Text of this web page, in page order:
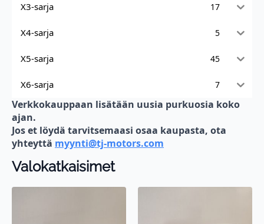
X3-sarja 17
X4-sarja 5
X5-sarja 45
X6-sarja 7
Verkkokauppaan lisätään uusia purkuosia koko
ajan.
Jos et löydä tarvitsemaasi osaa kaupasta, ota
yhteyttä myynti@tj-motors.com
Valokatkaisimet